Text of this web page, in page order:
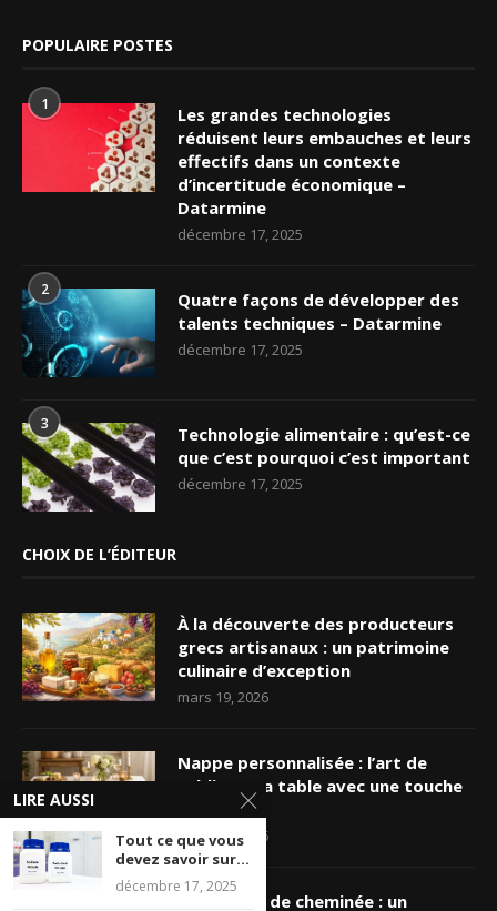
POPULAIRE POSTES
1
Les grandes technologies
réduisent leurs embauches et leurs
effectifs dans un contexte
d’incertitude économique –
Datarmine
décembre 17, 2025
2
Quatre façons de développer des
talents techniques – Datarmine
décembre 17, 2025
3
Technologie alimentaire : qu’est-ce
que c’est pourquoi c’est important
décembre 17, 2025
CHOIX DE L’ÉDITEUR
À la découverte des producteurs
grecs artisanaux : un patrimoine
culinaire d’exception
mars 19, 2026
Nappe personnalisée : l’art de
sublimer sa table avec une touche
mars 16, 2026
Ramonage de cheminée : un
LIRE AUSSI
Tout ce que vous
devez savoir sur...
décembre 17, 2025